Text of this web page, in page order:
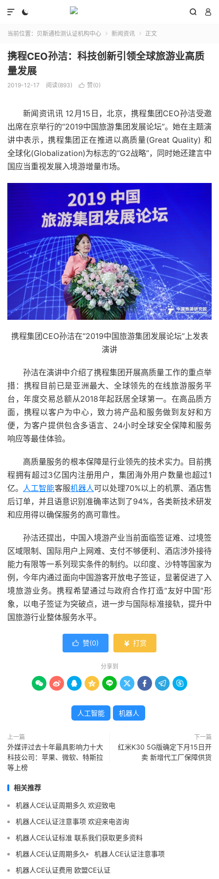
  

当前位置： 贝斯通检测认证机构中心  新闻资讯  正文
携程CEO孙洁：科技创新引领全球旅游业高质
量发展
2019-12-17 阅读(893)  赞(0)
新闻资讯讯 12月15日，北京，携程集团CEO孙洁受邀
出席在京举行的“2019中国旅游集团发展论坛”。她在主题演
讲中表示，携程集团正在推进以高质量(Great Quality) 和
全球化(Globalization)为标志的“G2战略”，同时她还建言中
国应当重视发展入境游增量市场。
携程集团CEO孙洁在“2019中国旅游集团发展论坛”上发表
演讲
孙洁在演讲中介绍了携程集团开展高质量工作的重点举
措：携程目前已是亚洲最大、全球领先的在线旅游服务平
台，年度交易总额从2018年起跃居全球第一。在高品质方
面，携程以客户为中心，致力将产品和服务做到友好和方
便，为客户提供包含多语言、24小时全球安全保障和服务
响应等最佳体验。
高质量服务的根本保障是行业领先的技术实力。目前携
程拥有超过3亿国内注册用户，集团海外用户数量也超过1
亿。 人工智能客服机器人可以处理70%以上的机票、酒店售
后订单，并且语意识别准确率达到了94%，各类新技术研发
和应用得以确保服务的高可靠性。
孙洁还提出，中国入境游产业当前面临签证难、过境签
区域限制、国际用户上网难、支付不够便利、酒店涉外接待
能力有限等一系列现实条件的制约。以印度、沙特等国家为
例，今年内通过面向中国游客开放电子签证，显著促进了入
境旅游业务。携程希望通过与政府合作打造“友好中国”形
象，以电子签证为突破点，进一步与国际标准接轨，提升中
国旅游行业整体服务水平。
 赞(0)  打赏
分享到
        
人工智能 机器人
上一篇
外媒评过去十年最具影响力十大
科技公司：苹果、微软、特斯拉
等上榜
下一篇
红米K30 5G版确定下月15日开
卖 新增代工厂保障供货
相关推荐
机器人CE认证周期多久 欢迎致电
机器人CE认证注意事项 欢迎来电咨询
机器人CE认证标准 联系我们获取更多资料
机器人CE认证周期多久
机器人CE认证注意事项
机器人CE认证费用 欧盟CE认证